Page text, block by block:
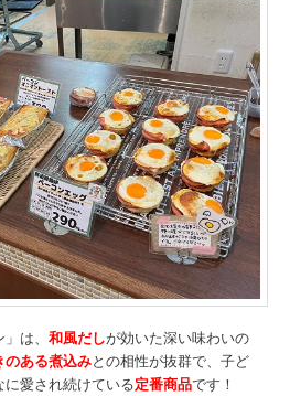
」は、和風だしが効いた深い味わいの
のある煮込みとの相性が抜群で、子ど
愛され続けている定番商品です！